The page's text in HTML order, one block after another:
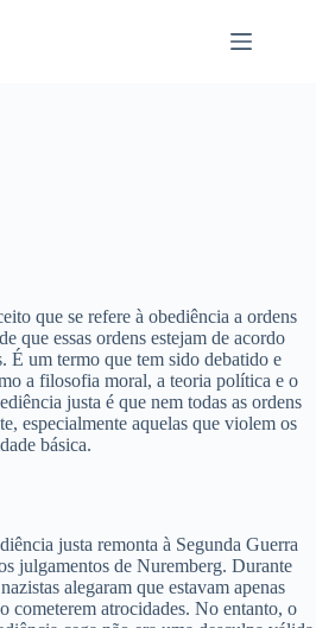
que se refere à obediência a ordens
que essas ordens estejam de acordo
É um termo que tem sido debatido e
a filosofia moral, a teoria política e o
justa é que nem todas as ordens
especialmente aquelas que violem os
básica.
justa remonta à Segunda Guerra
julgamentos de Nuremberg. Durante
alegaram que estavam apenas
cometerem atrocidades. No entanto, o